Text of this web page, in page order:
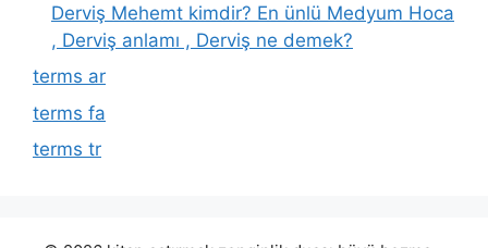
Derviş Mehemt kimdir? En ünlü Medyum Hoca
, Derviş anlamı , Derviş ne demek?
terms ar
terms fa
terms tr